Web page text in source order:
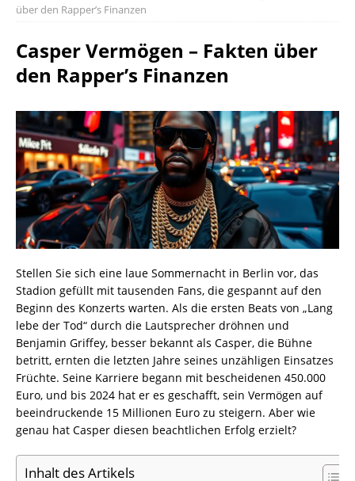
über den Rapper’s Finanzen
Casper Vermögen – Fakten über
den Rapper’s Finanzen
Stellen Sie sich eine laue Sommernacht in Berlin vor, das
Stadion gefüllt mit tausenden Fans, die gespannt auf den
Beginn des Konzerts warten. Als die ersten Beats von „Lang
lebe der Tod“ durch die Lautsprecher dröhnen und
Benjamin Griffey, besser bekannt als Casper, die Bühne
betritt, ernten die letzten Jahre seines unzähligen Einsatzes
Früchte. Seine Karriere begann mit bescheidenen 450.000
Euro, und bis 2024 hat er es geschafft, sein Vermögen auf
beeindruckende 15 Millionen Euro zu steigern. Aber wie
genau hat Casper diesen beachtlichen Erfolg erzielt?
Inhalt des Artikels